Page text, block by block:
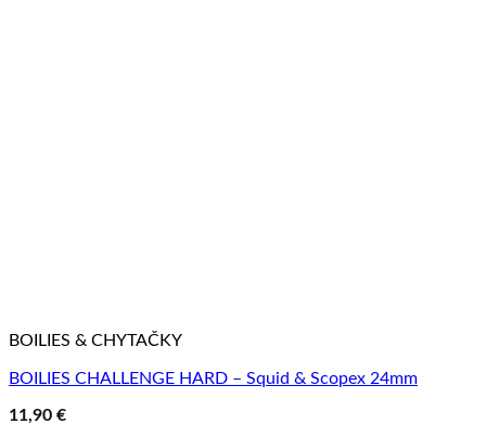
BOILIES & CHYTAČKY
BOILIES CHALLENGE HARD – Squid & Scopex 24mm
11,90 €